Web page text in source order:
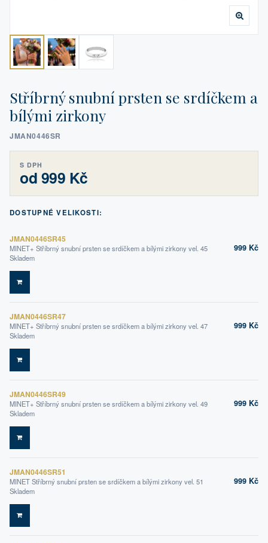
Stříbrný snubní prsten se srdíčkem a
bílými zirkony
JMAN0446SR
S DPH
od 999 Kč
DOSTUPNÉ VELIKOSTI:
JMAN0446SR45
MINET+ Stříbrný snubní prsten se srdíčkem a bílými zirkony vel. 45
Skladem
999 Kč
DO KOŠÍKU
JMAN0446SR47
MINET+ Stříbrný snubní prsten se srdíčkem a bílými zirkony vel. 47
Skladem
999 Kč
DO KOŠÍKU
JMAN0446SR49
MINET+ Stříbrný snubní prsten se srdíčkem a bílými zirkony vel. 49
Skladem
999 Kč
DO KOŠÍKU
JMAN0446SR51
MINET Stříbrný snubní prsten se srdíčkem a bílými zirkony vel. 51
Skladem
999 Kč
DO KOŠÍKU